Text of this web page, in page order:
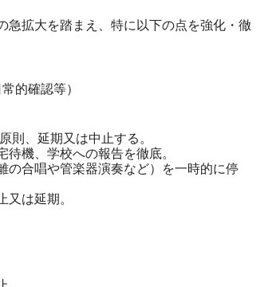
急拡大を踏まえ、特に以下の点を強化・徹
的確認等）
則、延期又は中止する。
機、学校への報告を徹底。
の合唱や管楽器演奏など）を一時的に停
は延期。